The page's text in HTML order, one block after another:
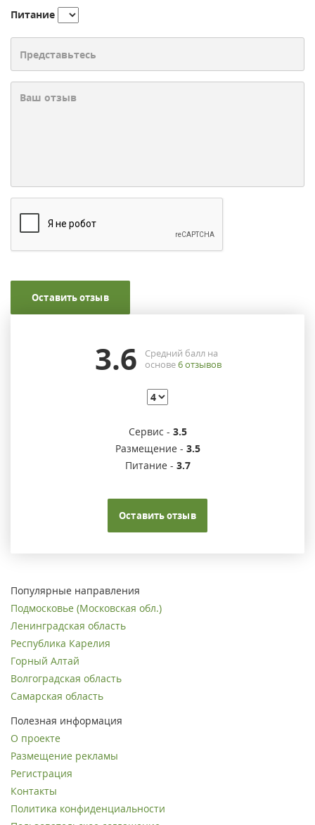
Питание
Оставить отзыв
3.6
Средний балл на
основе6отзывов
Сервис - 3.5
Размещение - 3.5
Питание - 3.7
Оставить отзыв
Популярные направления
Подмосковье (Московская обл.)
Ленинградская область
Республика Карелия
Горный Алтай
Волгоградская область
Самарская область
Полезная информация
О проекте
Размещение рекламы
Регистрация
Контакты
Политика конфиденциальности